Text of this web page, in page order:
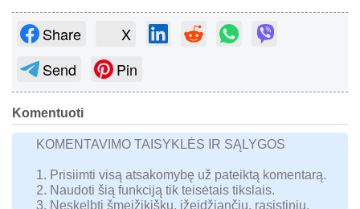
Share
X
Send
Pin
Komentuoti
KOMENTAVIMO TAISYKLĖS IR SĄLYGOS
1. Prisiimti visą atsakomybę už pateiktą komentarą.
2. Naudoti šią funkciją tik teisėtais tikslais.
3. Neskelbti šmeižikiškų, įžeidžiančių, rasistinių,